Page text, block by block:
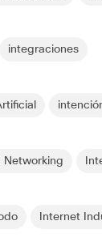
integraciones
Networking
Internet